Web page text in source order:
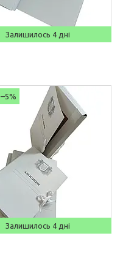
Залишилось 4 дні
–5%
Залишилось 4 дні